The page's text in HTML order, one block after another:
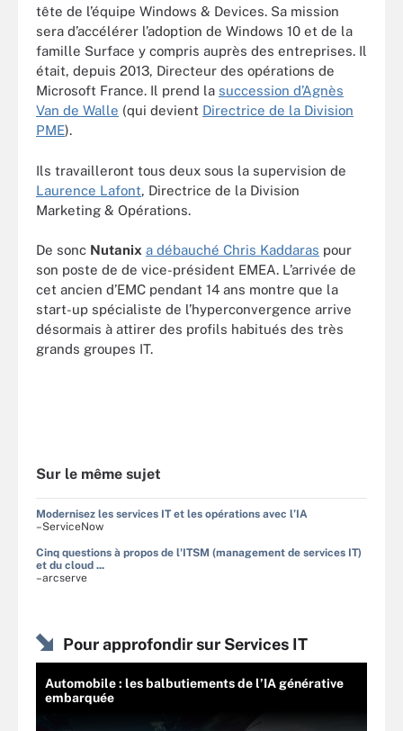
tête de l’équipe Windows & Devices. Sa mission
sera d’accélérer l’adoption de Windows 10 et de la
famille Surface y compris auprès des entreprises. Il
était, depuis 2013, Directeur des opérations de
Microsoft France. Il prend la succession d’Agnès
Van de Walle (qui devient Directrice de la Division
PME).
Ils travailleront tous deux sous la supervision de
Laurence Lafont, Directrice de la Division
Marketing & Opérations.
De sonc Nutanix a débauché Chris Kaddaras pour
son poste de de vice-président EMEA. L’arrivée de
cet ancien d’EMC pendant 14 ans montre que la
start-up spécialiste de l’hyperconvergence arrive
désormais à attirer des profils habitués des très
grands groupes IT.
Sur le même sujet
Modernisez les services IT et les opérations avec l’IA
–ServiceNow
Cinq questions à propos de l'ITSM (management de services IT)
et du cloud ...
–arcserve
Pour approfondir sur Services IT
Automobile : les balbutiements de l’IA générative
embarquée